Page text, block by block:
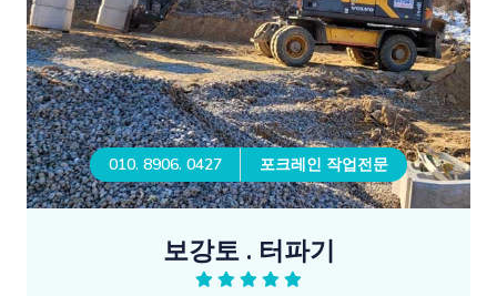
010. 8906. 0427 포크레인 작업전문
보강토 . 터파기